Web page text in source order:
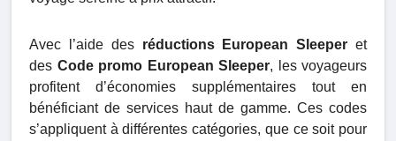
Avec l’aide des réductions European Sleeper et
des Code promo European Sleeper, les voyageurs
profitent d’économies supplémentaires tout en
bénéficiant de services haut de gamme. Ces codes
s’appliquent à différentes catégories, que ce soit pour